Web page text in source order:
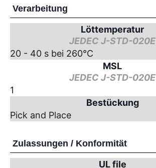
Verarbeitung
Löttemperatur
JEDEC J-STD-020E
20 - 40 s bei 260°C
MSL
JEDEC J-STD-020E
1
Bestückung
Pick and Place
Zulassungen / Konformität
UL file